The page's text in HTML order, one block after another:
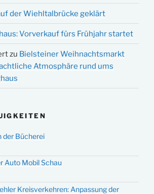
der Wiehltalbrücke geklärt
Vorverkauf fürs Frühjahr startet
zu Bielsteiner Weihnachtsmarkt
Atmosphäre rund ums
der Bücherei
Auto Mobil Schau
Kreisverkehren: Anpassung der